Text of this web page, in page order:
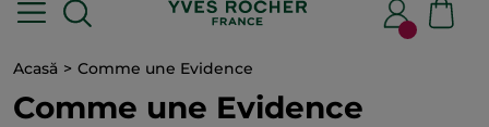
Acasă Comme une Evidence
Comme une Evidence